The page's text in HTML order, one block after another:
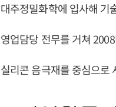
대주정밀화학에 입사해 기
영업담당 전무를 거쳐
실리콘 음극재를 중심으로